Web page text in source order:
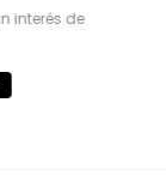
interés de